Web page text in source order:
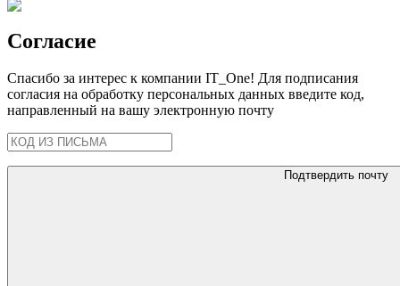
Согласие
Спасибо за интерес к компании IT_One! Для подписания
согласия на обработку персональных данных введите код,
направленный на вашу электронную почту
Подтвердить почту